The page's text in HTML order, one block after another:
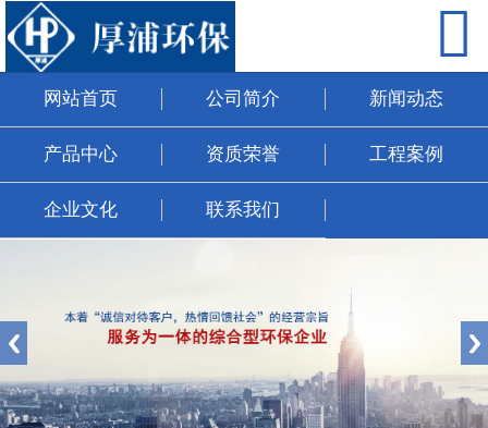
企业文化
联系我们

网站首页 公司简介 新闻动态
产品中心 资质荣誉 工程案例
企业文化 联系我们